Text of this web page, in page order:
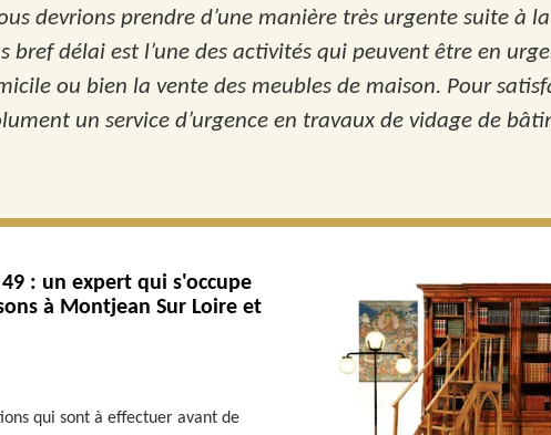
devrions prendre d’une manière très urgente suite à
bref délai est l’une des activités qui peuvent être en
ou bien la vente des meubles de maison. Pour
un service d’urgence en travaux de vidage de
: un expert qui s'occupe
à Montjean Sur Loire et
qui sont à effectuer avant de